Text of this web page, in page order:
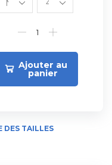
Ajouter au
panier
DES TAILLES